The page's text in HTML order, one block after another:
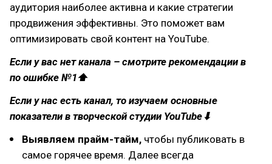
аудитория наиболее активна и какие стратегии
продвижения эффективны. Это поможет вам
оптимизировать свой контент на YouTube.
Если у вас нет канала – смотрите рекомендации в
по ошибке №1⬆
Если у нас есть канал, то изучаем основные
показатели в творческой студии YouTube⬇
Выявляем прайм-тайм, чтобы публиковать в
самое горячее время. Далее всегда